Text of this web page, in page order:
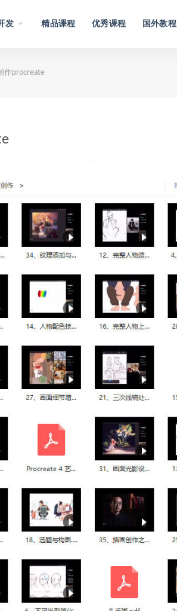
发 精品课程 优秀课程 国外教程
作procreate